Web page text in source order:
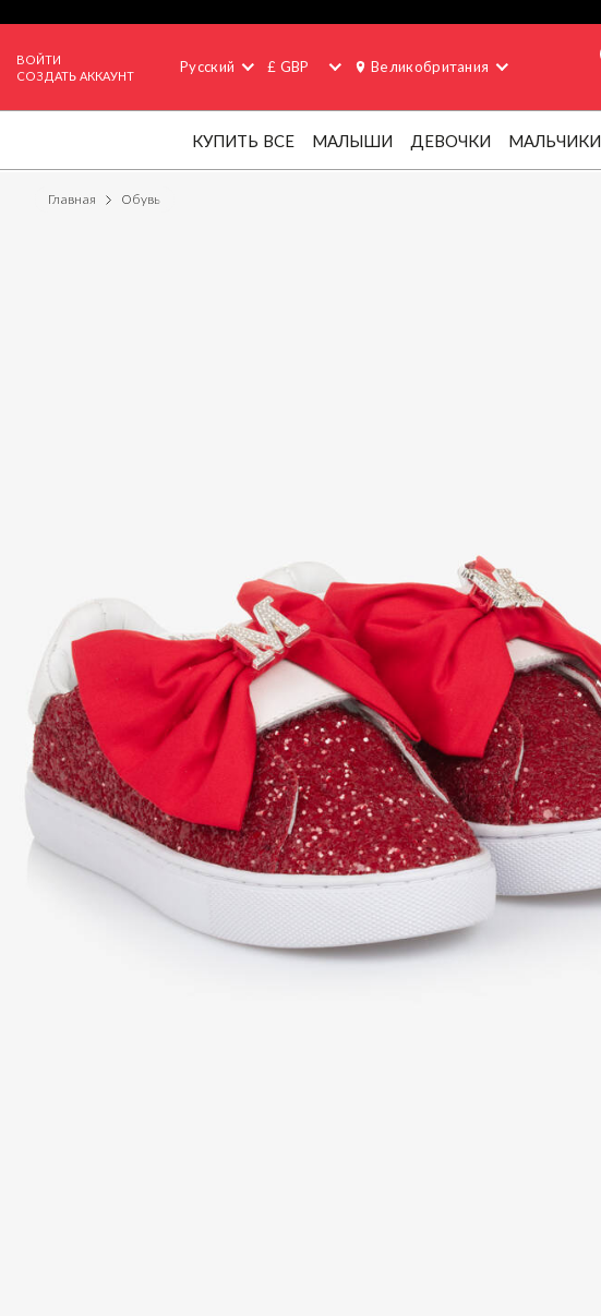
ВОЙТИ
СОЗДАТЬ АККАУНТ
Русский £ GBP Великобритания
КУПИТЬ ВСЕ МАЛЫШИ ДЕВОЧКИ МАЛЬЧИКИ
Главная Обувь